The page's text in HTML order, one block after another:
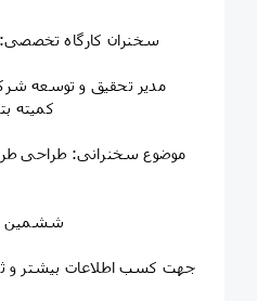
مدیر تحقیق و توسعه
کمیته
ششمین